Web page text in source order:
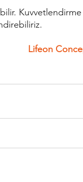
Kuvvetlendirme
Lifeon